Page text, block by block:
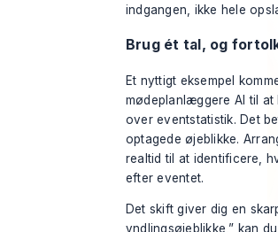
indgangen, ikke hele
Brug ét tal, og
Et nyttigt eksempel
mødeplanlæggere AI til
over eventstatistik. Det
optagede øjeblikke.
realtid til at identificere,
efter eventet.
Det skift giver dig en
yndlingsøjeblikke,” kan